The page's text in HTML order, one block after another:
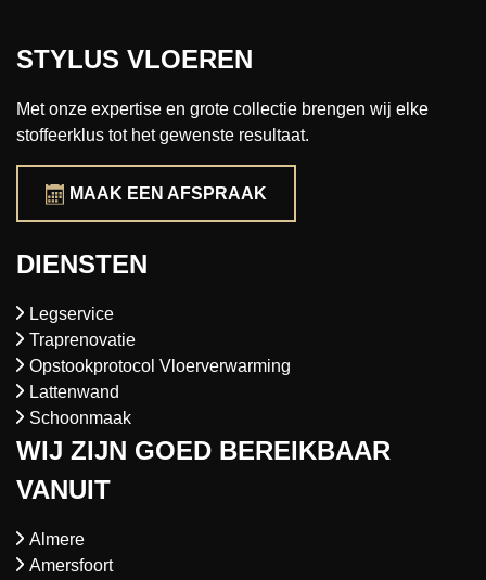
STYLUS VLOEREN
Met onze expertise en grote collectie brengen wij elke
stoffeerklus tot het gewenste resultaat.
MAAK EEN AFSPRAAK
DIENSTEN
Legservice
Traprenovatie
Opstookprotocol Vloerverwarming
Lattenwand
Schoonmaak
WIJ ZIJN GOED BEREIKBAAR
VANUIT
Almere
Amersfoort